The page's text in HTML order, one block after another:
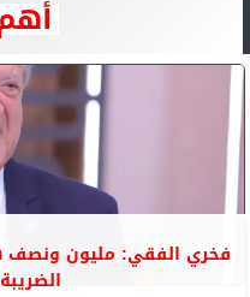
فخري الفقي: مليون ونصف